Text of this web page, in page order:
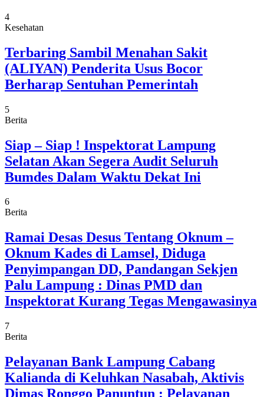
4
Kesehatan
Terbaring Sambil Menahan Sakit
(ALIYAN) Penderita Usus Bocor
Berharap Sentuhan Pemerintah
5
Berita
Siap – Siap ! Inspektorat Lampung
Selatan Akan Segera Audit Seluruh
Bumdes Dalam Waktu Dekat Ini
6
Berita
Ramai Desas Desus Tentang Oknum –
Oknum Kades di Lamsel, Diduga
Penyimpangan DD, Pandangan Sekjen
Palu Lampung : Dinas PMD dan
Inspektorat Kurang Tegas Mengawasinya
7
Berita
Pelayanan Bank Lampung Cabang
Kalianda di Keluhkan Nasabah, Aktivis
Dimas Ronggo Panuntun : Pelayanan